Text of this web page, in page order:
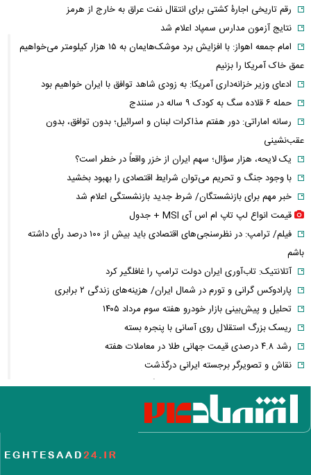
رقم تاریخی اجارۀ کشتی برای انتقال نفت عراق به خارج از هرمز
نتایج آزمون مدارس سمپاد اعلام شد
امام‌ جمعه اهواز: با افزایش برد موشک‌هایمان به ۱۵ هزار کیلومتر می‌خواهیم
عمق خاک آمریکا را بزنیم
ادعای وزیر خزانه‌داری آمریکا: به زودی شاهد توافق با ایران خواهیم بود
حمله ۶ قلاده سگ به کودک ۹ ساله در سنندج
رسانه اماراتی: دور هفتم مذاکرات لبنان و اسرائیل؛ بدون توافق، بدون
عقب‌نشینی
یک لایحه، هزار سؤال؛ سهم ایران از خزر واقعاً در خطر است؟
با وجود جنگ و تحریم می‌توان شرایط اقتصادی را بهبود بخشید
خبر مهم برای بازنشستگان/ شرط جدید بازنشستگی اعلام شد
قیمت انواع لپ تاپ ام اس آی MSI + جدول
فیلم/ ترامپ: در نظرسنجی‌های اقتصادی باید بیش از ۱۰۰ درصد رأی داشته
باشم
آتلانتیک: تاب‌آوری ایران دولت ترامپ را غافلگیر کرد
پارادوکس گرانی و تورم در شمال ایران/ هزینه‌های زندگی ۲ برابری
تحلیل و پیش‌بینی بازار خودرو هفته سوم مرداد ۱۴۰۵
ریسک بزرگ استقلال روی آسانی با پنجره بسته
رشد ۴.۸ درصدی قیمت جهانی طلا در معاملات هفته
نقاش و تصویرگر برجسته ایرانی درگذشت
معاون عراقچی: در هیچ دوره‌ای هماهنگی بین میدان و دیپلماسی را مانند
حال حاضر نداشتیم
وزارت دفاع چین: به نوسازی ارتش در بالاترین سطح ادامه خواهیم داد